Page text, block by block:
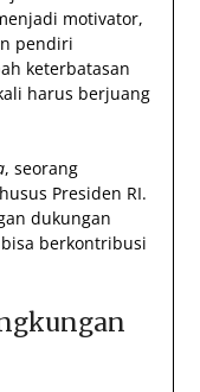
motivator,
pendiri
keterbatasan
harus berjuang
, seorang
Presiden RI.
dukungan
berkontribusi